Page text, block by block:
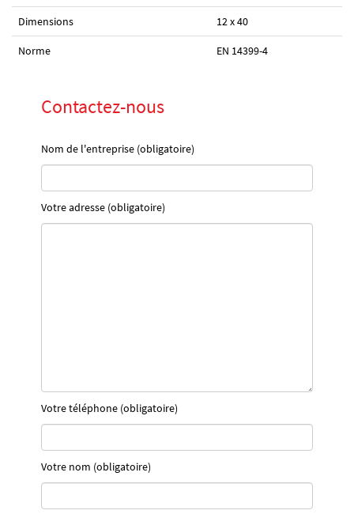
Dimensions 12 x 40
Norme EN 14399-4
Contactez-nous
Nom de l'entreprise (obligatoire)
Votre adresse (obligatoire)
Votre téléphone (obligatoire)
Votre nom (obligatoire)